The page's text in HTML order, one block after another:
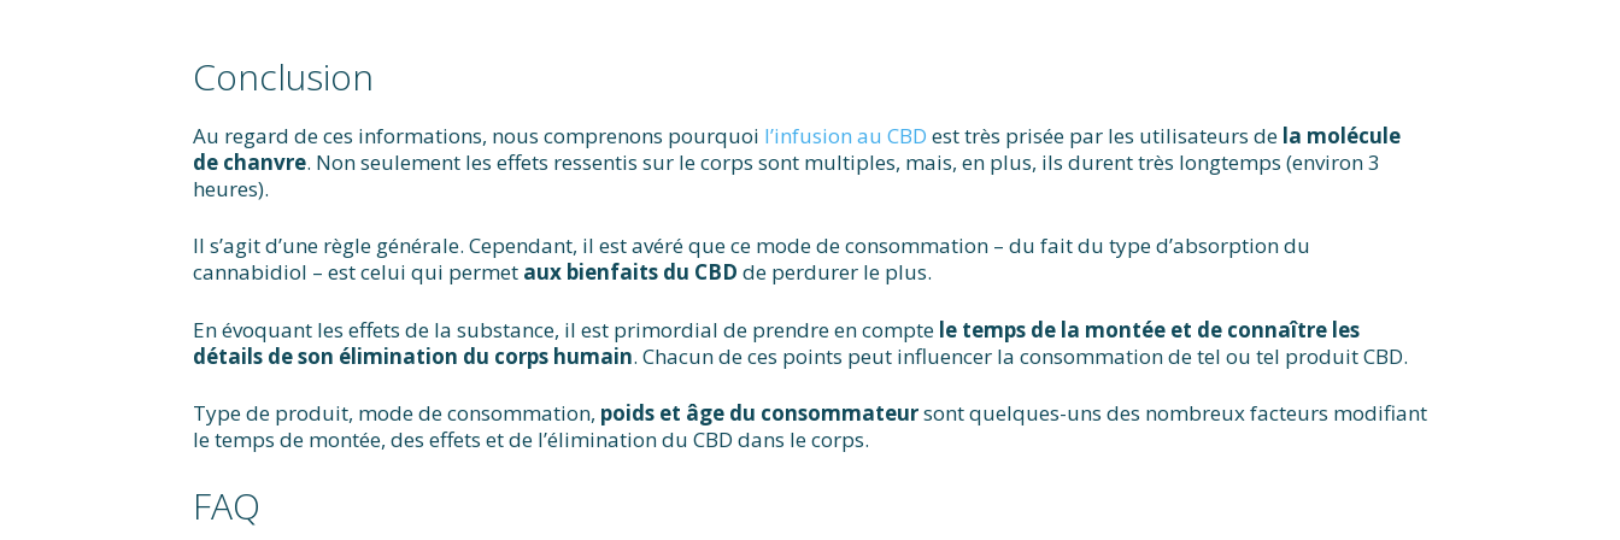
Conclusion
Au regard de ces informations, nous comprenons pourquoi l’infusion au CBD est très prisée par les utilisateurs de la molécule
de chanvre. Non seulement les effets ressentis sur le corps sont multiples, mais, en plus, ils durent très longtemps (environ 3
heures).
Il s’agit d’une règle générale. Cependant, il est avéré que ce mode de consommation – du fait du type d’absorption du
cannabidiol – est celui qui permet aux bienfaits du CBD de perdurer le plus.
En évoquant les effets de la substance, il est primordial de prendre en compte le temps de la montée et de connaître les
détails de son élimination du corps humain. Chacun de ces points peut influencer la consommation de tel ou tel produit CBD.
Type de produit, mode de consommation, poids et âge du consommateursont quelques-uns des nombreux facteurs modifiant
le temps de montée, des effets et de l’élimination du CBD dans le corps.
FAQ